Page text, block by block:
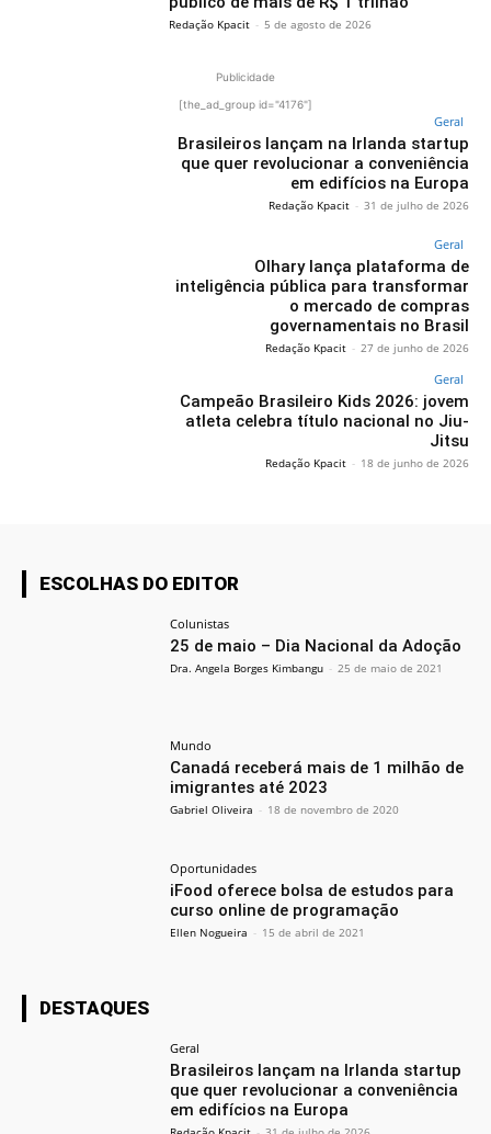
Redação Kpacit - 5 de agosto de 2026
Publicidade
[the_ad_group id="4176"]
Geral
Brasileiros lançam na Irlanda startup
que quer revolucionar a conveniência
em edifícios na Europa
Redação Kpacit - 31 de julho de 2026
Geral
Olhary lança plataforma de
inteligência pública para transformar
o mercado de compras
governamentais no Brasil
Redação Kpacit - 27 de junho de 2026
Geral
Campeão Brasileiro Kids 2026: jovem
atleta celebra título nacional no Jiu-
Jitsu
Redação Kpacit - 18 de junho de 2026
ESCOLHAS DO EDITOR
Colunistas
25 de maio – Dia Nacional da Adoção
Dra. Angela Borges Kimbangu - 25 de maio de 2021
Mundo
Canadá receberá mais de 1 milhão de
imigrantes até 2023
Gabriel Oliveira - 18 de novembro de 2020
Oportunidades
iFood oferece bolsa de estudos para
curso online de programação
Ellen Nogueira - 15 de abril de 2021
DESTAQUES
Geral
Brasileiros lançam na Irlanda startup
que quer revolucionar a conveniência
em edifícios na Europa